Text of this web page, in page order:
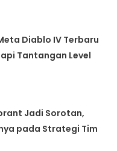
Diablo IV Terbaru
Tantangan Level
Jadi Sorotan,
pada Strategi Tim